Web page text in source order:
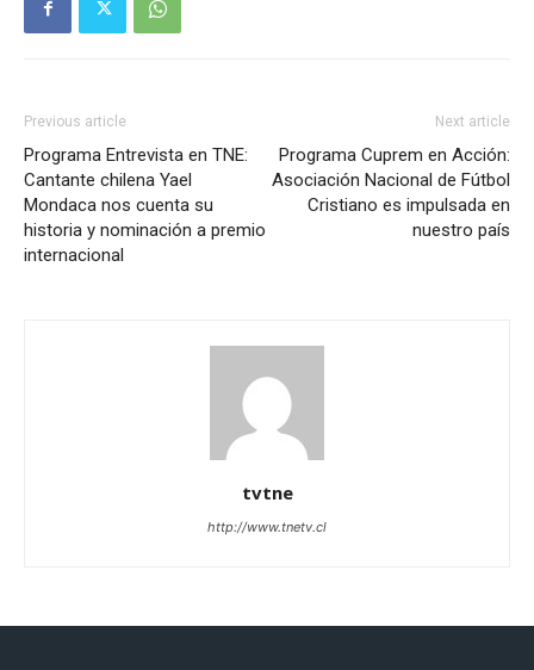
Previous article
Programa Entrevista en TNE:
Cantante chilena Yael
Mondaca nos cuenta su
historia y nominación a premio
internacional
Next article
Programa Cuprem en Acción:
Asociación Nacional de Fútbol
Cristiano es impulsada en
nuestro país
tvtne
http://www.tnetv.cl